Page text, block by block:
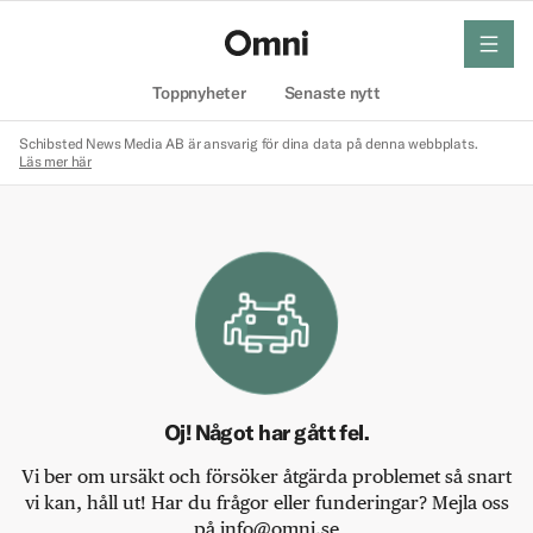
Toppnyheter Senaste nytt
meny
Schibsted News Media AB är ansvarig för dina data på denna webbplats.
Läs mer här
Oj! Något har gått fel.
Vi ber om ursäkt och försöker åtgärda problemet så snart
vi kan, håll ut! Har du frågor eller funderingar? Mejla oss